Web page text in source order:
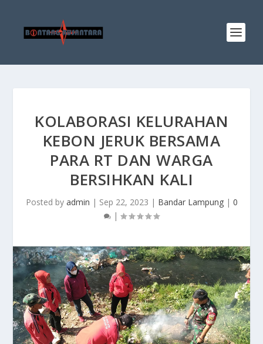
KOLABORASI KELURAHAN
KEBON JERUK BERSAMA
PARA RT DAN WARGA
BERSIHKAN KALI
Posted by admin | Sep 22, 2023 | Bandar Lampung| 0
|